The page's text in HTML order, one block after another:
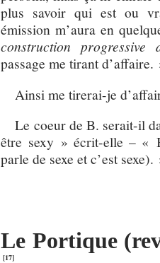
plus savoir qui est ou
émission m’aura en
construction progressive
passage me tirant d’affaire.
Ainsi me tirerai-je
Le coeur de B. serait-il
être sexy » écrit-elle – «
parle de sexe et c’est sexe).
Le Portique
[17]